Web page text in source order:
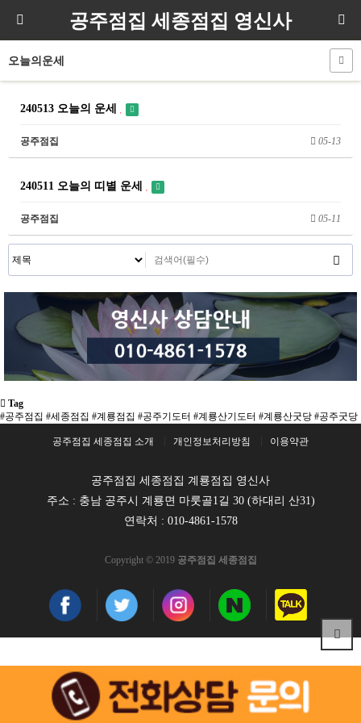
공주점집 세종점집 영신사
오늘의운세
240513 오늘의 운세
공주점집 05-13
240511 오늘의 띠별 운세
공주점집 05-11
Tag
#공주점집 #세종점집 #계룡점집 #공주기도터 #계룡산기도터 #계룡산굿당 #공주굿당
공주점집 세종점집 소개 개인정보처리방침 이용약관
공주점집 세종점집 계룡점집 영신사
주소 : 충남 공주시 계룡면 마룻골1길 30 (하대리 산31)
연락처 : 010-4861-1578
Copyright © 2019 공주점집 세종점집
천사나라